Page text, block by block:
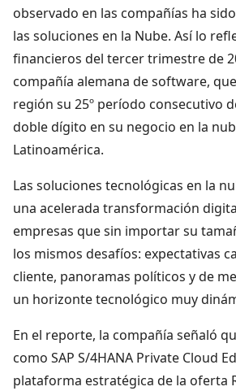
observado en las compañías ha
las soluciones en la Nube. Así lo
financieros del tercer trimestre de
compañía alemana de software,
región su 25º período consecutivo
doble dígito en su negocio en la
Latinoamérica.
Las soluciones tecnológicas en la
una acelerada transformación
empresas que sin importar su
los mismos desafíos: expectativas
cliente, panoramas políticos y de
un horizonte tecnológico muy
En el reporte, la compañía señaló
como SAP S/4HANA Private Cloud
plataforma estratégica de la oferta